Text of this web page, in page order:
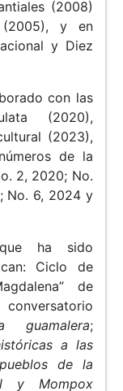
(2008)
y en
y Diez
con las
(2020),
(2023),
de la
2, 2020; No.
No. 6, 2024 y
ha sido
Ciclo de
de
guamalera;
a las
de la
y Mompox